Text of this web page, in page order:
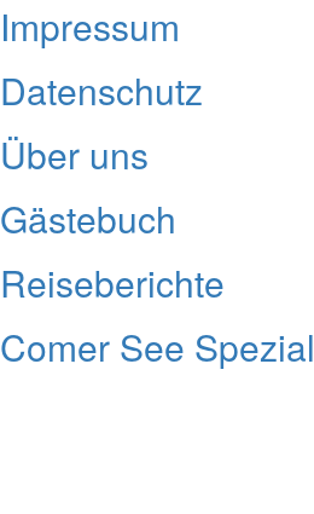
Impressum
Datenschutz
Über uns
Gästebuch
Reiseberichte
Comer See Spezial